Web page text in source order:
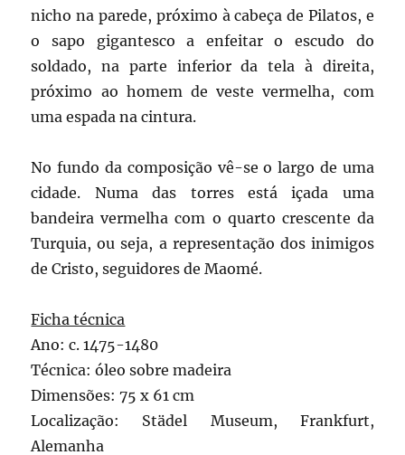
nicho na parede, próximo à cabeça de Pilatos, e
o sapo gigantesco a enfeitar o escudo do
soldado, na parte inferior da tela à direita,
próximo ao homem de veste vermelha, com
uma espada na cintura.
No fundo da composição vê-se o largo de uma
cidade. Numa das torres está içada uma
bandeira vermelha com o quarto crescente da
Turquia, ou seja, a representação dos inimigos
de Cristo, seguidores de Maomé.
Ficha técnica
Ano: c. 1475-1480
Técnica: óleo sobre madeira
Dimensões: 75 x 61 cm
Localização: Städel Museum, Frankfurt,
Alemanha